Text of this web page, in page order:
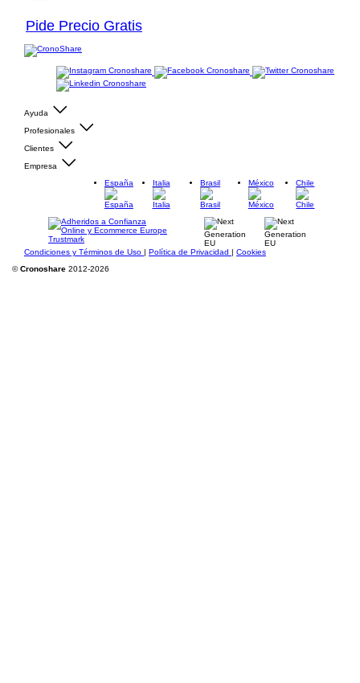
Pide Precio Gratis
Ayuda
Profesionales
Clientes
Empresa
España
Italia Brasil México Chile
Condiciones y Términos de Uso | Política de Privacidad | Cookies
©Cronoshare 2012-2026